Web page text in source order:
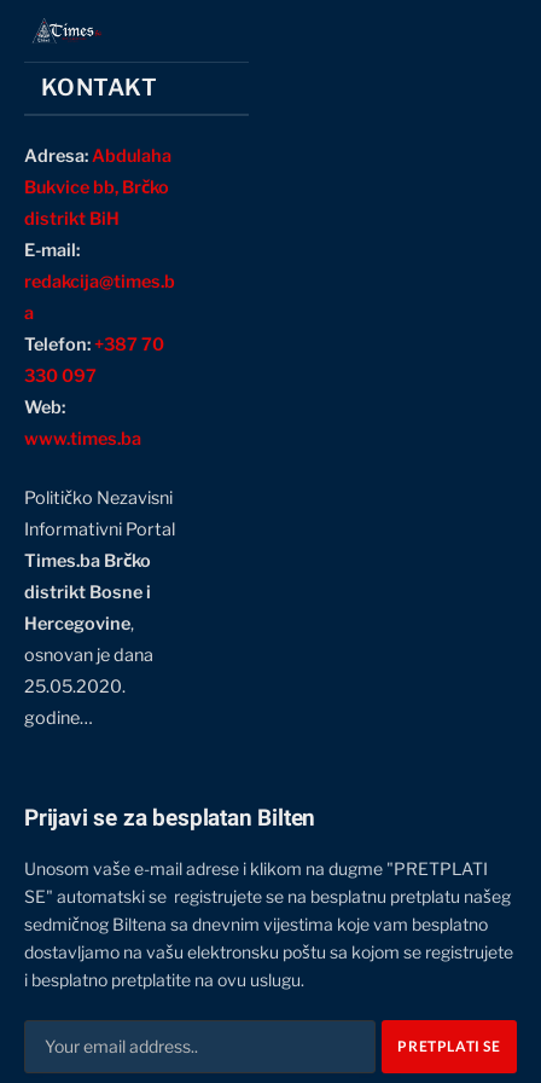
KONTAKT
Adresa:Abdulaha
Bukvice bb, Brčko
distrikt BiH
E-mail:
redakcija@times.b
a
Telefon:+387 70
330 097
Web:
www.times.ba
Političko Nezavisni
Informativni Portal
Times.ba Brčko
distrikt Bosne i
Hercegovine,
osnovan je dana
25.05.2020.
godine…
Prijavi se za besplatan Bilten
Unosom vaše e-mail adrese i klikom na dugme "PRETPLATI
SE" automatski se registrujete se na besplatnu pretplatu našeg
sedmičnog Biltena sa dnevnim vijestima koje vam besplatno
dostavljamo na vašu elektronsku poštu sa kojom se registrujete
i besplatno pretplatite na ovu uslugu.